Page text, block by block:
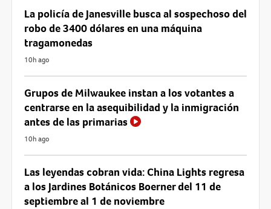
La policía de Janesville busca al sospechoso del
robo de 3400 dólares en una máquina
tragamonedas
10h ago
Grupos de Milwaukee instan a los votantes a
centrarse en la asequibilidad y la inmigración
antes de las primarias
10h ago
Las leyendas cobran vida: China Lights regresa
a los Jardines Botánicos Boerner del 11 de
septiembre al 1 de noviembre